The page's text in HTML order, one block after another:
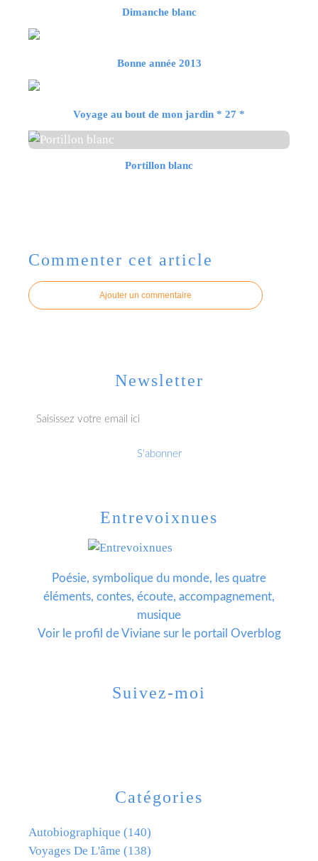
Dimanche blanc
Bonne année 2013
Voyage au bout de mon jardin * 27 *
Portillon blanc
Commenter cet article
Ajouter un commentaire
Newsletter
Catégories
Autobiographique (140)
Voyages De L'âme (138)
Entrevoixnues
Poésie, symbolique du monde, les quatre
éléments, contes, écoute, accompagnement,
musique
Voir le profil deVivianesur le portail Overblog
Suivez-moi